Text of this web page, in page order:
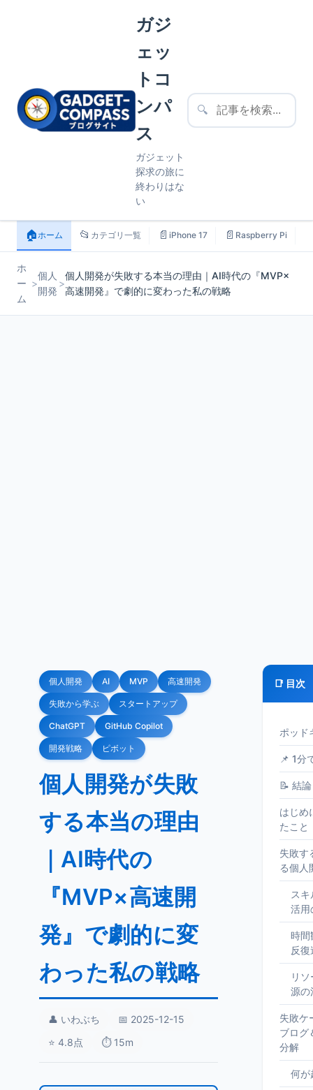
ガジ
ェッ
トコ
ンパ
ス
ガジェット
探求の旅に
終わりはな
い
🔍
🏠ホーム 📂 カテゴリ一覧 📄 iPhone 17 📄 Raspberry Pi
ホ
ー
ム
>
個人
開発
>
個人開発が失敗する本当の理由｜AI時代の『MVP×
高速開発』で劇的に変わった私の戦略
個人開発 AI MVP 高速開発
失敗から学ぶ スタートアップ
ChatGPT GitHub Copilot
開発戦略 ピボット
個人開発が失敗
する本当の理由
｜AI時代の
『MVP×高速開
発』で劇的に変
わった私の戦略
👤 いわぶち
📅 2025-12-15
⭐ 4.8点
⏱️ 15m
📑 目次
ポッド
📌 1分
📝 結論
はじめ
たこと
失敗す
る個人
ス
活用
時間
反
リ
源の
失敗
ブログ
分解
何が